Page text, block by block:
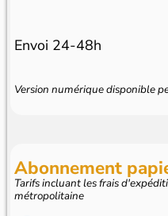
Envoi 24-48h
Version numérique disponible
Abonnement
Tarifs incluant les frais
métropolitaine